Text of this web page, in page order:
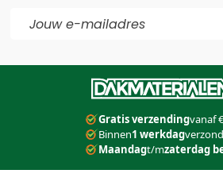
Gratis verzendingvanaf
Binnen1 werkdag
Maandagt/mzaterdag